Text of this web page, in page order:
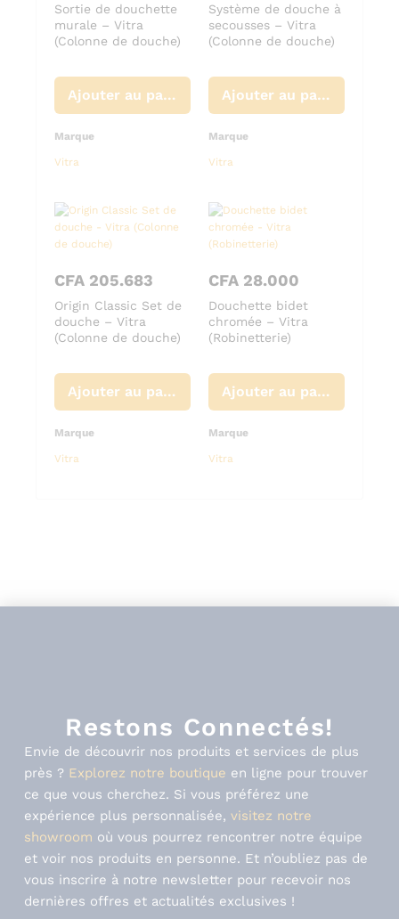
Sortie de douchette
murale – Vitra
(Colonne de douche)
Ajouter au panier
Marque
Vitra
Système de douche à
secousses – Vitra
(Colonne de douche)
Ajouter au panier
Marque
Vitra
CFA 205.683
Origin Classic Set de
douche – Vitra
(Colonne de douche)
Ajouter au panier
Marque
Vitra
CFA 28.000
Douchette bidet
chromée – Vitra
(Robinetterie)
Ajouter au panier
Marque
Vitra
Restons Connectés!
Envie de découvrir nos produits et services de plus
près ? Explorez notre boutique en ligne pour trouver
ce que vous cherchez. Si vous préférez une
expérience plus personnalisée, visitez notre
showroom où vous pourrez rencontrer notre équipe
et voir nos produits en personne. Et n’oubliez pas de
vous inscrire à notre newsletter pour recevoir nos
dernières offres et actualités exclusives !